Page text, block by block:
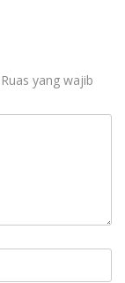
Ruas yang wajib